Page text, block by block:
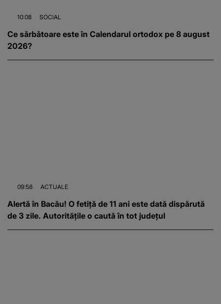
10:08 SOCIAL
Ce sărbătoare este în Calendarul ortodox pe 8 august
2026?
09:58 ACTUALE
Alertă în Bacău! O fetiță de 11 ani este dată dispărută
de 3 zile. Autoritățile o caută în tot județul